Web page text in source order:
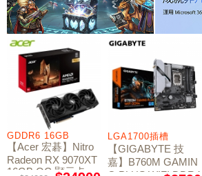
GDDR6 16GB
【Acer 宏碁】Nitro
Radeon RX 9070XT
16GB OC 顯示卡
LGA1700插槽
【GIGABYTE 技
嘉】B760M GAMIN